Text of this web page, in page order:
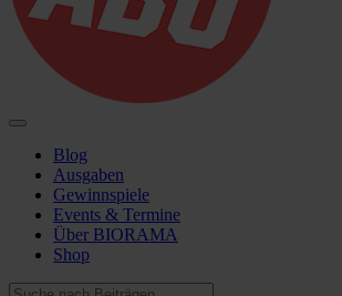
Blog
Ausgaben
Gewinnspiele
Events & Termine
Über BIORAMA
Shop